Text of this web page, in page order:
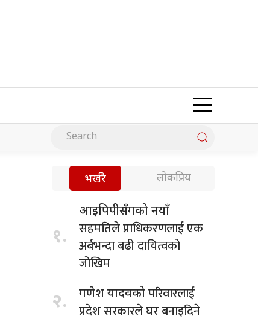
भर्खरै लोकप्रिय
१.
आइपिपीसँगको नयाँ
सहमतिले प्राधिकरणलाई एक
अर्बभन्दा बढी दायित्वको
जोखिम
२. गणेश यादवकोपरिवारलाई
प्रदेश सरकारले घर बनाइदिने